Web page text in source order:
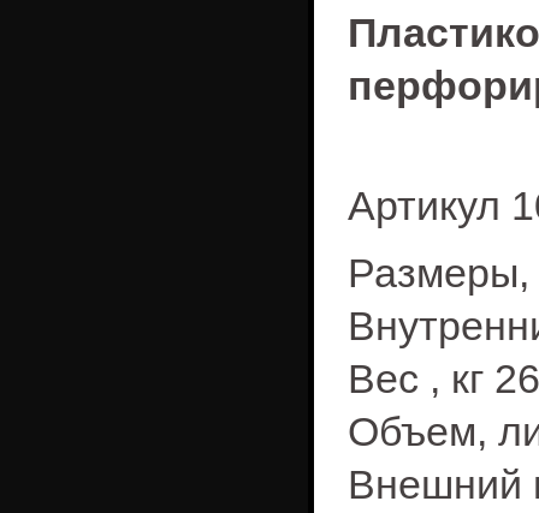
Артикул
Размеры,
Вес , кг
Объем,
Внешний